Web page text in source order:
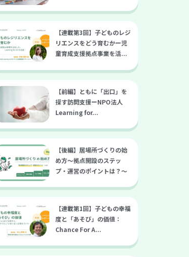
【連載第3回】子どものレジ
リエンスをどう育むかー児
童育成支援拠点事業を活...
【前編】ともに「出口」を
探す訪問支援ーNPO法人
Learning for...
【後編】居場所づくりの始
め方～拠点開設のステッ
プ・運営のポイントは？～
【連載第1回】子どもの幸福
度と「あそび」の価値：
Chance For A...